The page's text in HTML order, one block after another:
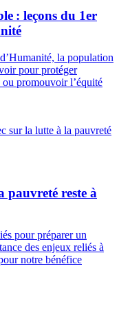
: leçons du 1er
la population
pour protéger
promouvoir l’équité
pauvreté reste à
pour préparer un
des enjeux reliés à
notre bénéfice